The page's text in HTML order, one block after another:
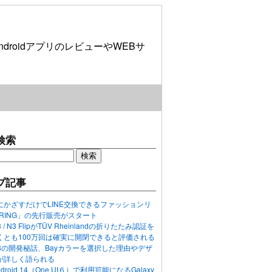
アプリのレビューやWEBサ
索
記事
かざすだけでLINE交換できるファッションリ
」の先行販売がスタート
/ N3 FlipがTÜV Rheinlandの折りたたみ認証を
とも100万回は確実に開閉できると評価される
開発秘話、Bayカラーを選択した理由やデザ
詳しく語られる
14（One UI６）で利用可能になるGalaxy